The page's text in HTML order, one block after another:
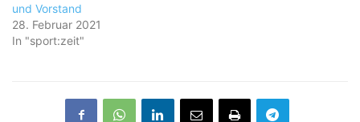
und Vorstand
28. Februar 2021
In "sport:zeit"